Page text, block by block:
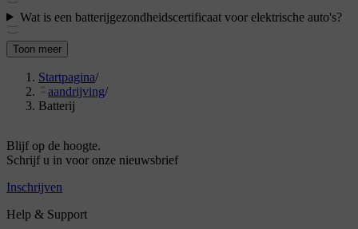
Wat is een batterijgezondheidscertificaat voor elektrische auto's?
Toon meer
Startpagina/
aandrijving/
Batterij